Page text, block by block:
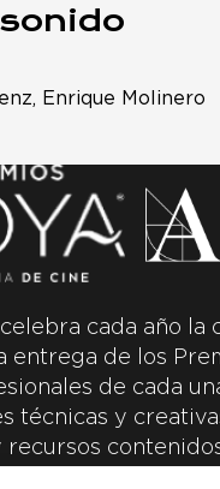
Enrique Molinero
cada año la
entrega de los
de cada
técnicas y